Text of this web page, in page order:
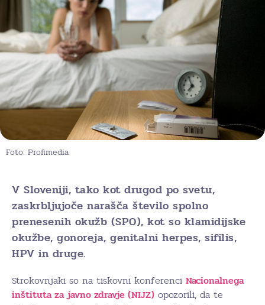
Foto: Profimedia
V Sloveniji, tako kot drugod po svetu,
zaskrbljujoče narašča število spolno
prenesenih okužb (SPO), kot so klamidijske
okužbe, gonoreja, genitalni herpes, sifilis,
HPV in druge.
Strokovnjaki so na tiskovni konferenci Nacionalnega
inštituta za javno zdravje (NIJZ) opozorili, da te